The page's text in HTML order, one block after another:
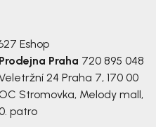
Eshop
Prodejna Praha 720 895 048
24 Praha 7, 170 00
Stromovka, Melody mall,
patro